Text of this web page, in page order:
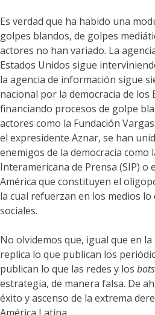
Es verdad que ha habido una
golpes blandos, de golpes
actores no han variado. La
Estados Unidos sigue
la agencia de información sigue
nacional por la democracia de los
financiando procesos de golpe
actores como la Fundación
el expresidente Aznar, se han
enemigos de la democracia como
Interamericana de Prensa (SIP) o
América que constituyen el
la cual refuerzan en los medios lo
sociales.
No olvidemos que, igual que en
replica lo que publican los
publican lo que las redes y los bots
estrategia, de manera falsa. De
éxito y ascenso de la extrema